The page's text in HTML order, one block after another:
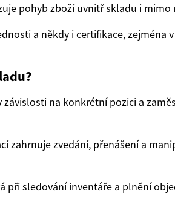
pohyb zboží uvnitř skladu i mimo
a někdy i certifikace, zejména
na konkrétní pozici a
zahrnuje zvedání, přenášení a
při sledování inventáře a plnění